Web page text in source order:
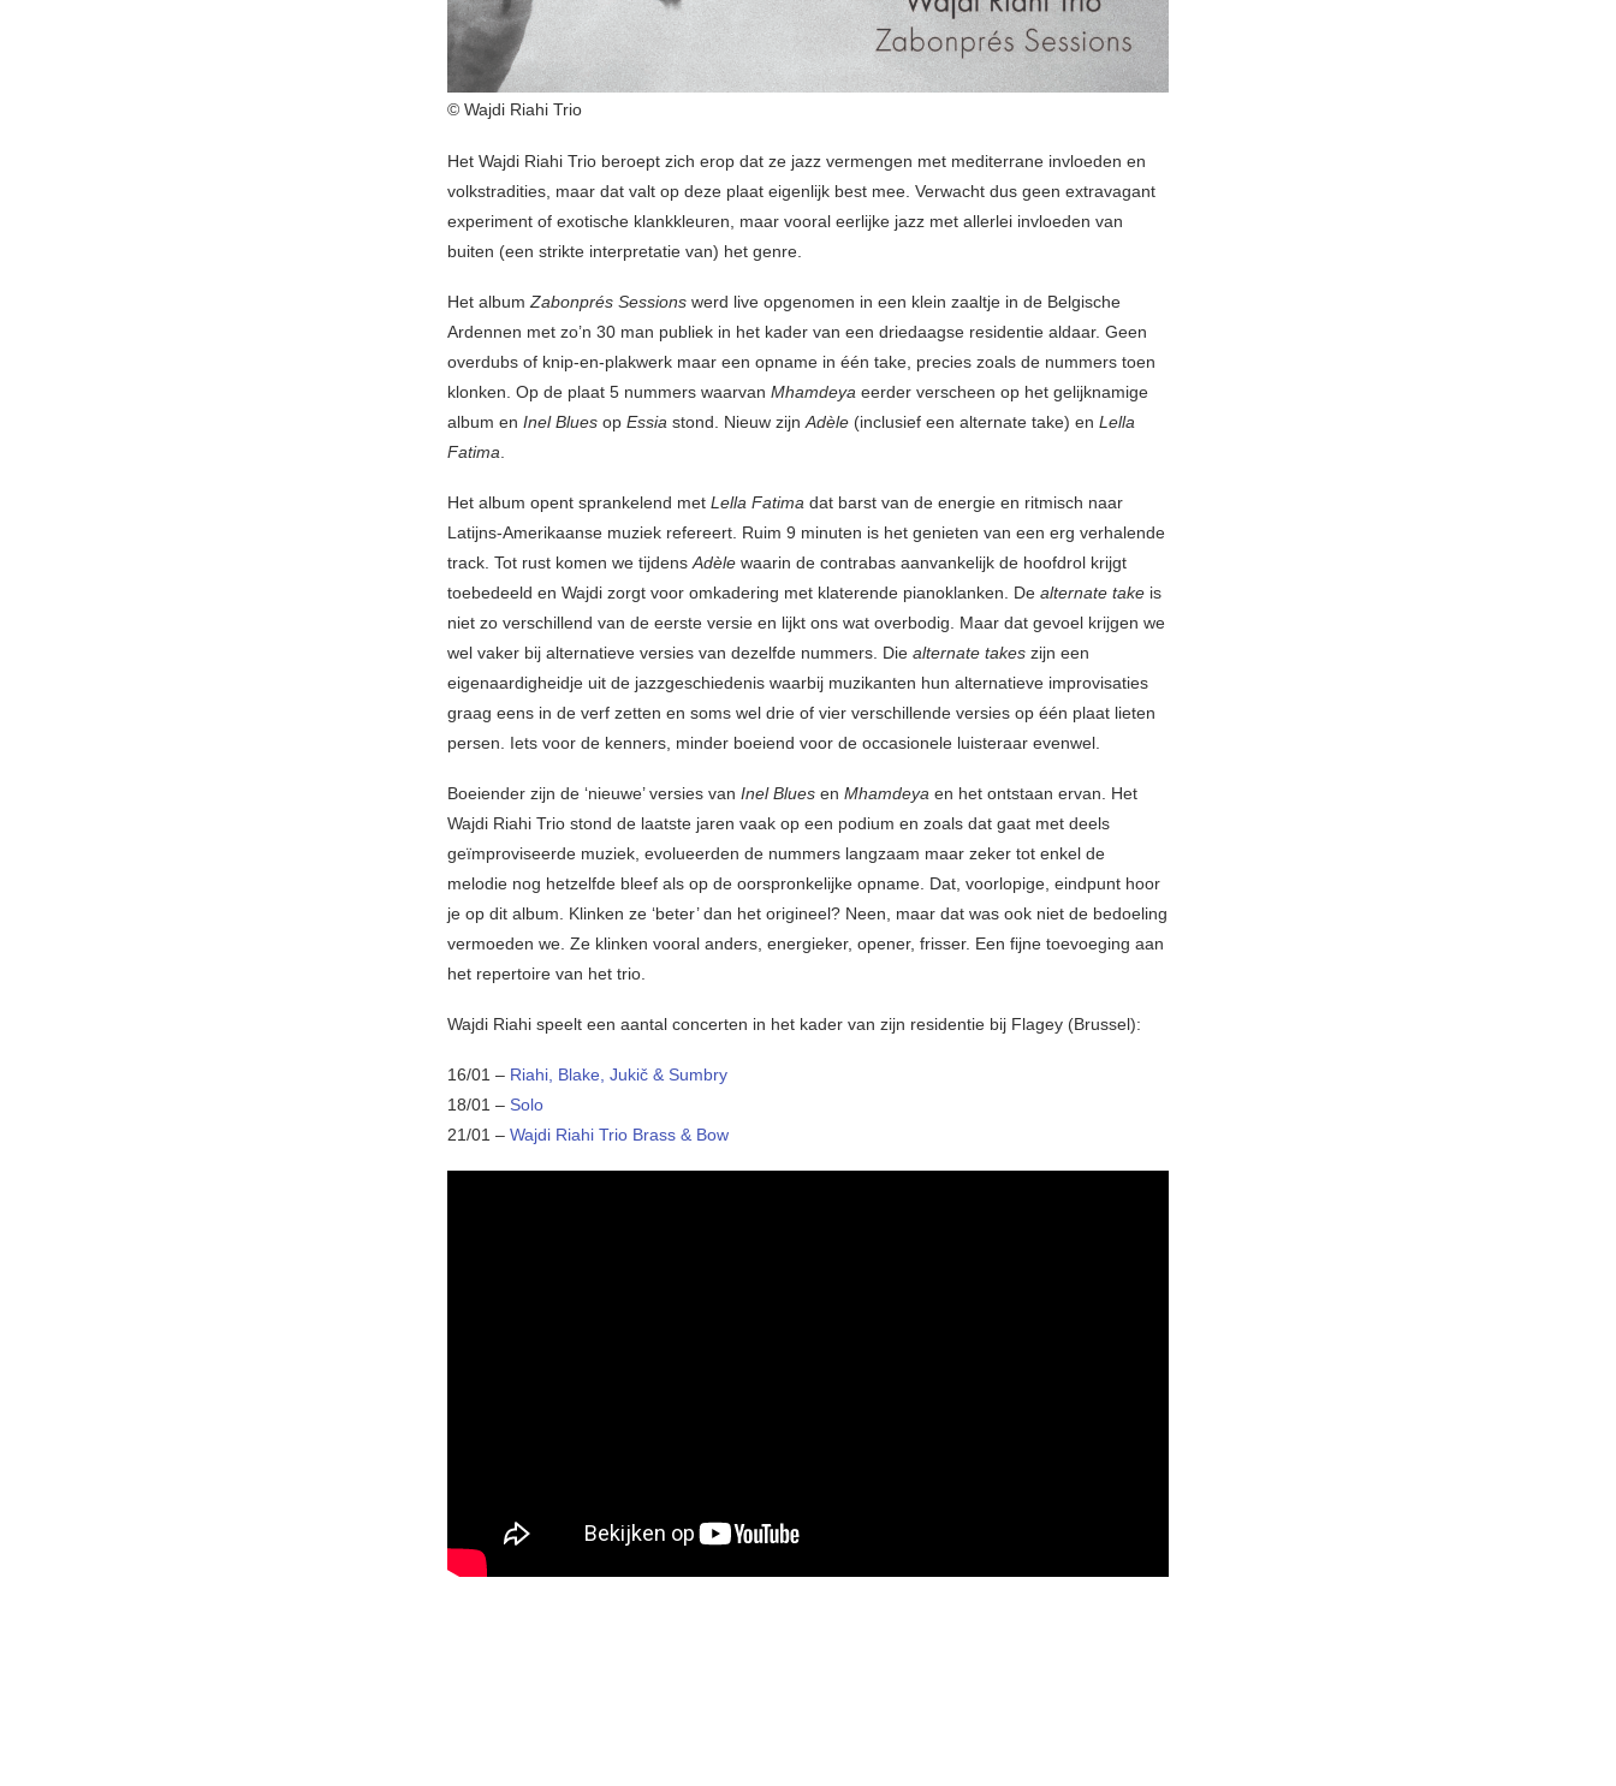
© Wajdi Riahi Trio
Het Wajdi Riahi Trio beroept zich erop dat ze jazz vermengen met mediterrane invloeden en
volkstradities, maar dat valt op deze plaat eigenlijk best mee. Verwacht dus geen extravagant
experiment of exotische klankkleuren, maar vooral eerlijke jazz met allerlei invloeden van
buiten (een strikte interpretatie van) het genre.
Het albumZabonprés Sessions werd live opgenomen in een klein zaaltje in de Belgische
Ardennen met zo’n 30 man publiek in het kader van een driedaagse residentie aldaar. Geen
overdubs of knip-en-plakwerk maar een opname in één take, precies zoals de nummers toen
klonken. Op de plaat 5 nummers waarvan Mhamdeya eerder verscheen op het gelijknamige
album en Inel Blues op Essia stond. Nieuw zijnAdèle (inclusief een alternate take) en Lella
Fatima.
Het album opent sprankelend met Lella Fatima dat barst van de energie en ritmisch naar
Latijns-Amerikaanse muziek refereert. Ruim 9 minuten is het genieten van een erg verhalende
track. Tot rust komen we tijdensAdèle waarin de contrabas aanvankelijk de hoofdrol krijgt
toebedeeld en Wajdi zorgt voor omkadering met klaterende pianoklanken. De alternate take is
niet zo verschillend van de eerste versie en lijkt ons wat overbodig. Maar dat gevoel krijgen we
wel vaker bij alternatieve versies van dezelfde nummers. Die alternate takes zijn een
eigenaardigheidje uit de jazzgeschiedenis waarbij muzikanten hun alternatieve improvisaties
graag eens in de verf zetten en soms wel drie of vier verschillende versies op één plaat lieten
persen. Iets voor de kenners, minder boeiend voor de occasionele luisteraar evenwel.
Boeiender zijn de ‘nieuwe’ versies van Inel Blues en Mhamdeya en het ontstaan ervan. Het
Wajdi Riahi Trio stond de laatste jaren vaak op een podium en zoals dat gaat met deels
geïmproviseerde muziek, evolueerden de nummers langzaam maar zeker tot enkel de
melodie nog hetzelfde bleef als op de oorspronkelijke opname. Dat, voorlopige, eindpunt hoor
je op dit album. Klinken ze ‘beter’ dan het origineel? Neen, maar dat was ook niet de bedoeling
vermoeden we. Ze klinken vooral anders, energieker, opener, frisser. Een fijne toevoeging aan
het repertoire van het trio.
Wajdi Riahi speelt een aantal concerten in het kader van zijn residentie bij Flagey (Brussel):
16/01 – Riahi, Blake, Jukič & Sumbry
18/01 – Solo
21/01 – Wajdi Riahi Trio Brass & Bow